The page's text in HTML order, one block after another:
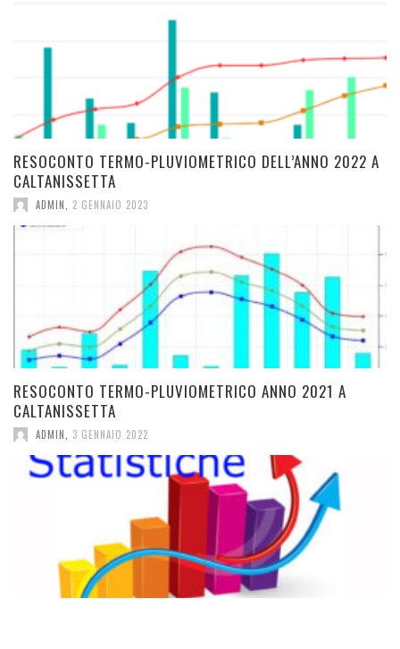
RESOCONTO TERMO-PLUVIOMETRICO DELL’ANNO 2022 A
CALTANISSETTA
ADMIN 2 GENNAIO 2023
RESOCONTO TERMO-PLUVIOMETRICO ANNO 2021 A
CALTANISSETTA
ADMIN 3 GENNAIO 2022